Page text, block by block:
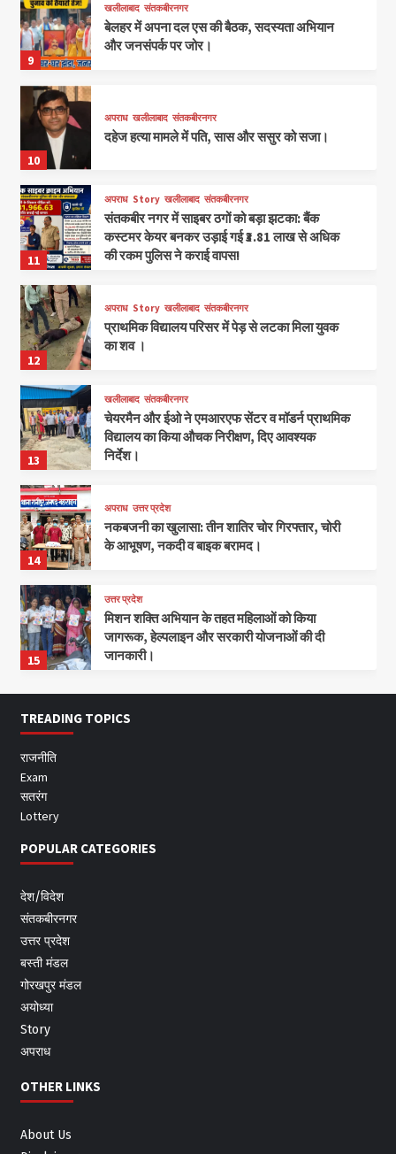
9
खलीलाबाद संतकबीरनगर
बेलहर में अपना दल एस की बैठक, सदस्यता अभियान
और जनसंपर्क पर जोर।
10
अपराध खलीलाबाद संतकबीरनगर
दहेज हत्या मामले में पति, सास और ससुर को सजा।
11
अपराध Story खलीलाबाद संतकबीरनगर
संतकबीर नगर में साइबर ठगों को बड़ा झटका: बैंक
कस्टमर केयर बनकर उड़ाई गई ₹3.81 लाख से अधिक
की रकम पुलिस ने कराई वापस!
12
अपराध Story खलीलाबाद संतकबीरनगर
प्राथमिक विद्यालय परिसर में पेड़ से लटका मिला युवक
का शव ।
13
खलीलाबाद संतकबीरनगर
चेयरमैन और ईओ ने एमआरएफ सेंटर व मॉडर्न प्राथमिक
विद्यालय का किया औचक निरीक्षण, दिए आवश्यक
निर्देश।
14
अपराध उत्तर प्रदेश
नकबजनी का खुलासा: तीन शातिर चोर गिरफ्तार, चोरी
के आभूषण, नकदी व बाइक बरामद।
15
उत्तर प्रदेश
मिशन शक्ति अभियान के तहत महिलाओं को किया
जागरूक, हेल्पलाइन और सरकारी योजनाओं की दी
जानकारी।
TREADING TOPICS
राजनीति
Exam
सतरंग
Lottery
POPULAR CATEGORIES
देश/विदेश
संतकबीरनगर
उत्तर प्रदेश
बस्ती मंडल
गोरखपुर मंडल
अयोध्या
Story
अपराध
OTHER LINKS
About Us